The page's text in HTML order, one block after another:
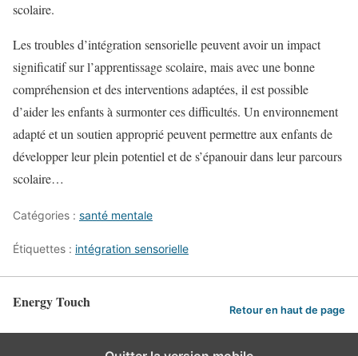
scolaire.
Les troubles d’intégration sensorielle peuvent avoir un impact
significatif sur l’apprentissage scolaire, mais avec une bonne
compréhension et des interventions adaptées, il est possible
d’aider les enfants à surmonter ces difficultés. Un environnement
adapté et un soutien approprié peuvent permettre aux enfants de
développer leur plein potentiel et de s’épanouir dans leur parcours
scolaire…
Catégories : santé mentale
Étiquettes : intégration sensorielle
Energy Touch Retour en haut de page